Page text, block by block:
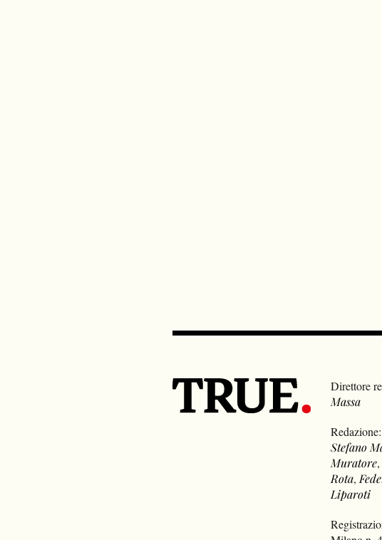
Direttore
Massa
Redazione:
Stefano
Muratore,
Rota,
Liparoti